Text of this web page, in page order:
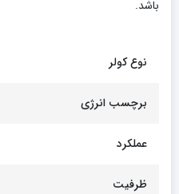
باشد.
نوع کولر
برچسب انرژی
عملکرد
ظرفیت